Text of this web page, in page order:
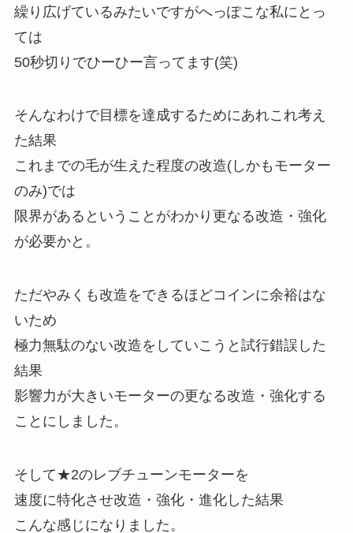
繰り広げているみたいですがへっぽこな私にとっ
ては
50秒切りでひーひー言ってます(笑)
そんなわけで目標を達成するためにあれこれ考え
た結果
これまでの毛が生えた程度の改造(しかもモーター
のみ)では
限界があるということがわかり更なる改造・強化
が必要かと。
ただやみくも改造をできるほどコインに余裕はな
いため
極力無駄のない改造をしていこうと試行錯誤した
結果
影響力が大きいモーターの更なる改造・強化する
ことにしました。
そして★2のレブチューンモーターを
速度に特化させ改造・強化・進化した結果
こんな感じになりました。